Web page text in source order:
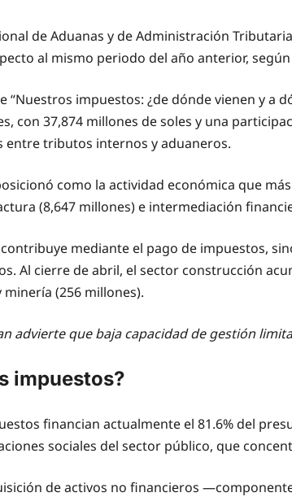
de Aduanas y de Administración
al mismo periodo del año anterior,
“Nuestros impuestos: ¿de dónde vienen y a
con 37,874 millones de soles y una
entre tributos internos y aduaneros.
como la actividad económica que
(8,647 millones) e intermediación
mediante el pago de impuestos,
Al cierre de abril, el sector construcción
(256 millones).
advierte que baja capacidad de gestión
impuestos?
financian actualmente el 81.6% del
sociales del sector público, que
de activos no financieros